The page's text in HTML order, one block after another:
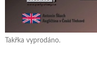
Takřka vyprodáno.